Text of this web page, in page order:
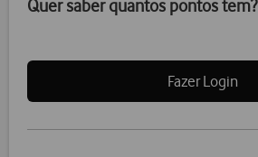
Quer saber quantos pontos tem?
Fazer Login